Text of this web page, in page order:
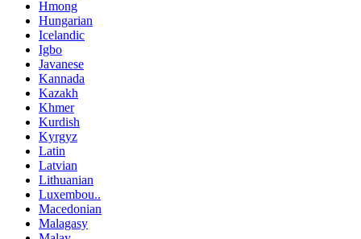
Hmong
Hungarian
Icelandic
Igbo
Javanese
Kannada
Kazakh
Khmer
Kurdish
Kyrgyz
Latin
Latvian
Lithuanian
Luxembou..
Macedonian
Malagasy